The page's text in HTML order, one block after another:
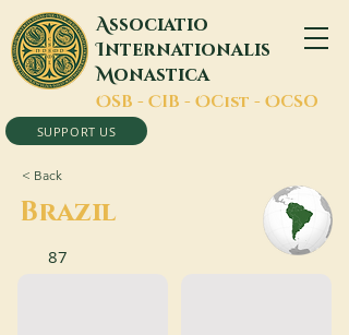
Associatio
Internationalis
Monastica
OSB - CIB - OCist - OCSO
SUPPORT US
< Back
Brazil
87